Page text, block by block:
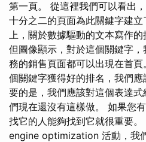
第一頁。 從這裡我們可以看出
十分之二的頁面為此關鍵字建
上，關於數據驅動的文本寫作的
但圖像顯示，對於這個關鍵字
務的銷售頁面都可以出現在首
個關鍵字獲得好的排名，我們
要的是，我們應該對這個表達
們現在還沒有這樣做。 如果您
找它的人能夠找到它就很重要
engine optimization 活動，我